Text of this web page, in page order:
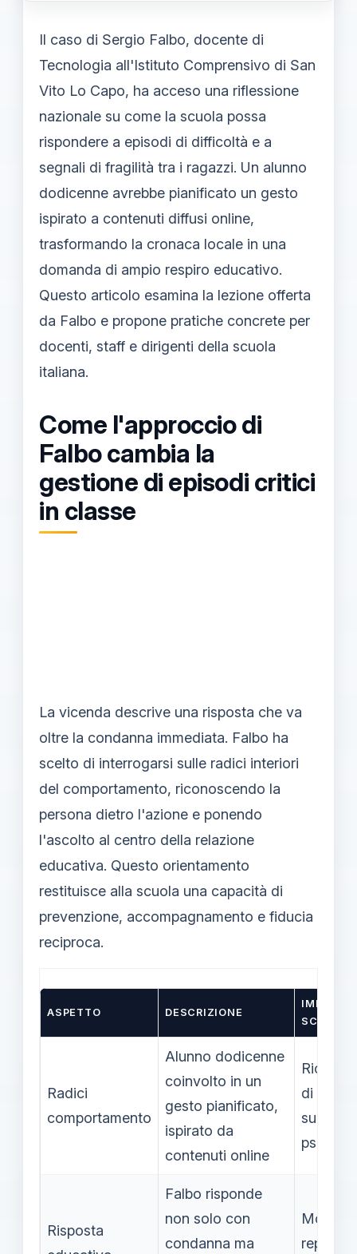
Il caso di Sergio Falbo, docente di
Tecnologia all'Istituto Comprensivo di San
Vito Lo Capo, ha acceso una riflessione
nazionale su come la scuola possa
rispondere a episodi di difficoltà e a
segnali di fragilità tra i ragazzi. Un alunno
dodicenne avrebbe pianificato un gesto
ispirato a contenuti diffusi online,
trasformando la cronaca locale in una
domanda di ampio respiro educativo.
Questo articolo esamina la lezione offerta
da Falbo e propone pratiche concrete per
docenti, staff e dirigenti della scuola
italiana.
Come l'approccio di
Falbo cambia la
gestione di episodi critici
in classe
La vicenda descrive una risposta che va
oltre la condanna immediata. Falbo ha
scelto di interrogarsi sulle radici interiori
del comportamento, riconoscendo la
persona dietro l'azione e ponendo
l'ascolto al centro della relazione
educativa. Questo orientamento
restituisce alla scuola una capacità di
prevenzione, accompagnamento e fiducia
reciproca.
ASPETTO DESCRIZIONE
IMPATTO
SCUOLA
Radici
comportamento
Alunno dodicenne
coinvolto in un
gesto pianificato,
ispirato da
contenuti online
di
Risposta
Falbo risponde
non solo con
condanna ma
Modello